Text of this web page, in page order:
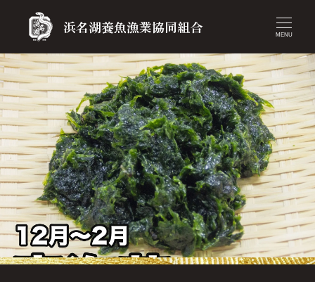
浜名湖養魚漁業協同組合 MENU